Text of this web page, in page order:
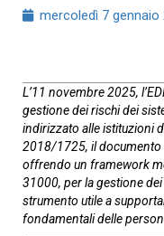
mercoledì 7 gennaio
L’11 novembre 2025,
gestione dei rischi dei
indirizzato alle istituzioni
2018/1725, il documento
offrendo un framework
31000, per la gestione
strumento utile a
fondamentali delle